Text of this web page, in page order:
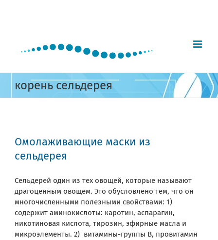
корень сельдерея
Омолаживающие маски из
сельдерея
Сельдерей один из тех овощей, которые называют
драгоценным овощем. Это обусловлено тем, что он
многочисленными полезными свойствами: 1)
содержит аминокислоты: каротин, аспарагин,
никотиновая кислота, тирозин, эфирные масла и
микроэлементы. 2) витамины-группы В, провитамин